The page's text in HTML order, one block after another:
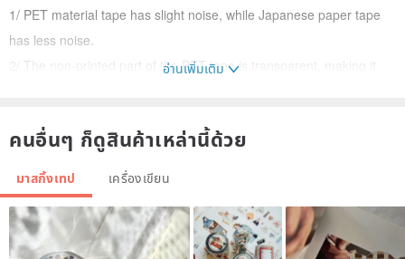
1/ PET material tape has slight noise, while Japanese paper tape
has less noise.
2/ The non-printed part of the PET tape is transparent, making it
3/ PET tape has white ink, which is less transparent than Japanese
4/ PET material tape has a certain degree of waterproofness, while
Japanese paper tape is not waterproof.
5/ The special oil effect of PET material tape is relatively bright
อ่านเพิ่มเติม
คนอื่นๆ ก็ดูสินค้าเหล่านี้ด้วย
มาสกิ้งเทป เครื่องเขียน